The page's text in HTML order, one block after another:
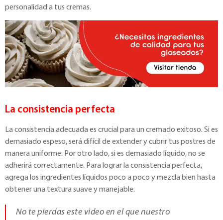
personalidad a tus cremas.
La consistencia perfecta
La consistencia adecuada es crucial para un cremado exitoso. Si es
demasiado espeso, será difícil de extender y cubrir tus postres de
manera uniforme. Por otro lado, si es demasiado líquido, no se
adherirá correctamente. Para lograr la consistencia perfecta,
agrega los ingredientes líquidos poco a poco y mezcla bien hasta
obtener una textura suave y manejable.
No te pierdas este video en el que nuestro